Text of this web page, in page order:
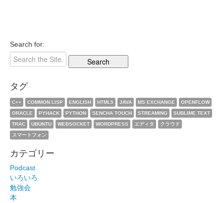
Search for:
タグ
C++ COMMON LISP ENGLISH HTML5 JAVA MS EXCHANGE
OPENFLOW
ORACLE
PYHACK PYTHON SENCHA TOUCH STREAMING
SUBLIME TEXT
TRAC
UBUNTU WEBSOCKET WORDPRESS エディタ
クラウド
スマートフォン
カテゴリー
Podcast
いろいろ
勉強会
本